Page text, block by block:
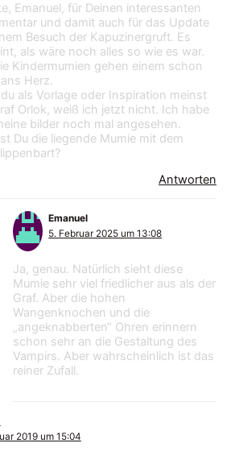
Emanuel, für Deinen interessanten
und damit auch für das Update
Besuch der Kapuzinergruft. Es
als wäre noch alles so wie es war.
Kindermumien gehen einem schon
Herz.
als Vorlage oder Inspiration meinst
Orlok, weiß ich jetzt nicht. Ich habe
bilder noch mal angesehen.
Du die liegende Mumie mit dem
Antworten
Emanuel
5. Februar 2025 um 13:08
Ja, genau. Natürlich sieht diese
Mumie sehr viel friedlicher aus als der
Graf. Aber die hohen
Wangenknochen und die
„angeknabberten“ Ohren erinnern
schon sehr an die Gestaltung des
Vampirs. Aber wahrscheinlich ist das
reiner Zufall.
2019 um 15:04